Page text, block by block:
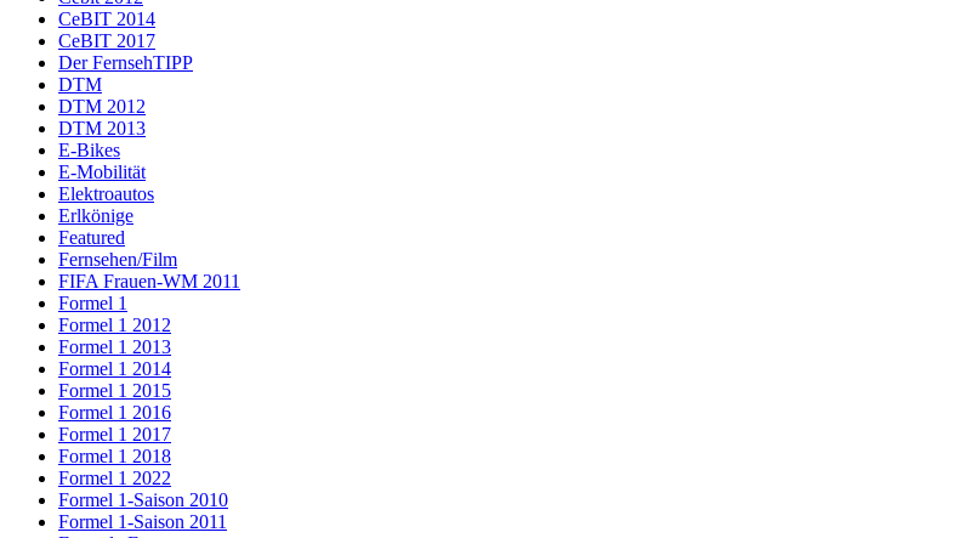
CeBIT 2014
CeBIT 2017
Der FernsehTIPP
DTM
DTM 2012
DTM 2013
E-Bikes
E-Mobilität
Elektroautos
Erlkönige
Featured
Fernsehen/Film
FIFA Frauen-WM 2011
Formel 1
Formel 1 2012
Formel 1 2013
Formel 1 2014
Formel 1 2015
Formel 1 2016
Formel 1 2017
Formel 1 2018
Formel 1 2022
Formel 1-Saison 2010
Formel 1-Saison 2011